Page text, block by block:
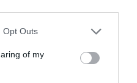
Opt Outs
of my
sea demasiado tarde. Ya
pandemia cuando se
en el extranjero. Y